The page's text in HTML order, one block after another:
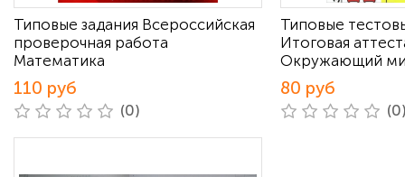
Типовые задания Всероссийская
проверочная работа
Математика
110 руб
(0)
Типовые
Итоговая
Окружающий
80 руб